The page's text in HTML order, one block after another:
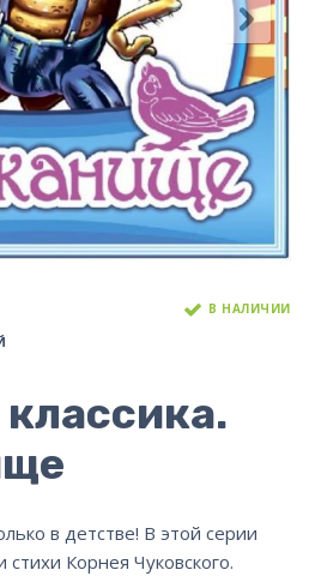
В НАЛИЧИИ
в детстве! В этой серии
Корнея Чуковского.